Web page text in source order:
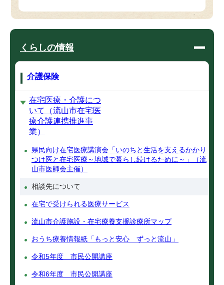
くらしの情報
介護保険
在宅医療・介護につ
いて（流山市在宅医
療介護連携推進事
業）
県民向け在宅医療講演会「いのちと生活を支えるかかり
つけ医と在宅医療～地域で暮らし続けるために～」（流
山市医師会主催）
相談先について
在宅で受けられる医療サービス
流山市介護施設・在宅療養支援診療所マップ
おうち療養情報紙「もっと安心 ずっと流山」
令和5年度 市民公開講座
令和6年度 市民公開講座